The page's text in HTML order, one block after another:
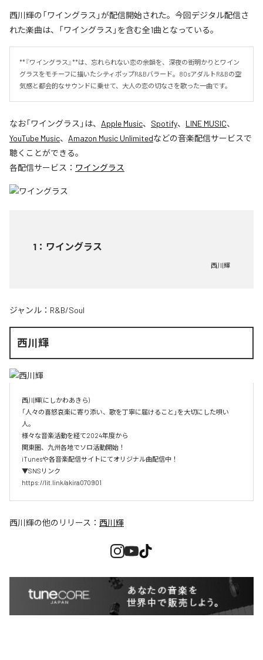
西川輝の「ワイングラス」が配信開始された。今回デジタル配信さ
れた楽曲は、「ワイングラス」を含む全1曲となっている。
**『ワイングラス』**は、忘れられない恋の余韻を、深夜の街明かりとワイン
グラスをモチーフに描いたシティポップR&Bバラード。80sアダルトR&Bの空
気感と都会的なサウンドに乗せて、大人の恋の切なさを歌った一曲です。
なお「ワイングラス 」は、 Apple Music、 Spotify、 LINE MUSIC、
YouTube Music、 Amazon Music Unlimitedなどの音楽配信サービスで
聴くことができる。
各配信サービス： ワイングラス
1 ： ワイングラス
西川輝
ジャンル： R&B/Soul
西川輝
西川輝(にしかわあきら)
「人々の喜怒哀楽に寄り添い、歌を丁寧に届けること」を大切にした唄い
人。
様々な音楽活動を経て2024年度から
関東圏、九州各地でソロ活動開始！
iTunesや各音楽配信サイトにてオリジナル曲配信中！
▼SNSリンク
https://lit.link/akira070901
西川輝の他のリリース： 西川輝